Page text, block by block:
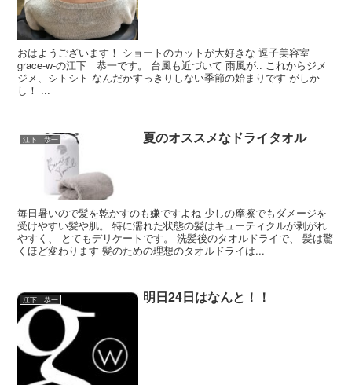
おはようございます！ ショートのカットが大好きな 逗子美容室
grace-w-の江下 恭一です。 台風も近づいて 雨風が.. これからジメ
ジメ、シトシト なんだかすっきりしない季節の始まりです がしか
し！ ...
江下 恭一 夏のオススメなドライタオル
毎日暑いので髪を乾かすのも嫌ですよね 少しの摩擦でもダメージを
受けやすい髪や肌。 特に濡れた状態の髪はキューティクルが剥がれ
やすく、 とてもデリケートです。 洗髪後のタオルドライで、 髪は驚
くほど変わります 髪のための理想のタオルドライは...
江下 恭一 明日24日はなんと！！